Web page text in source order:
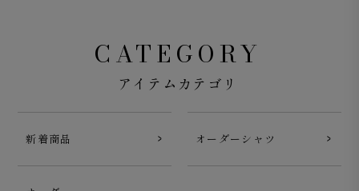
CATEGORY
アイテムカテゴリ
新着商品 オーダーシャツ